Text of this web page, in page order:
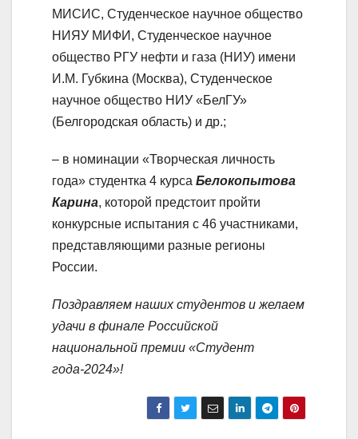
МИСИС, Студенческое научное общество
НИЯУ МИФИ, Студенческое научное
общество РГУ нефти и газа (НИУ) имени
И.М. Губкина (Москва), Студенческое
научное общество НИУ «БелГУ»
(Белгородская область) и др.;
– в номинации «Творческая личность
года» студентка 4 курса Белокопытова
Карина, которой предстоит пройти
конкурсные испытания с 46 участниками,
представляющими разные регионы
России.
Поздравляем наших студентов и желаем
удачи в финале Российской
национальной премии «Студент
года-2024»!